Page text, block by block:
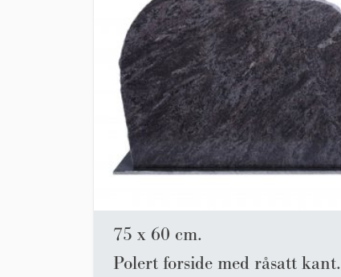
75 x 60 cm.
Polert forside med råsatt kant.